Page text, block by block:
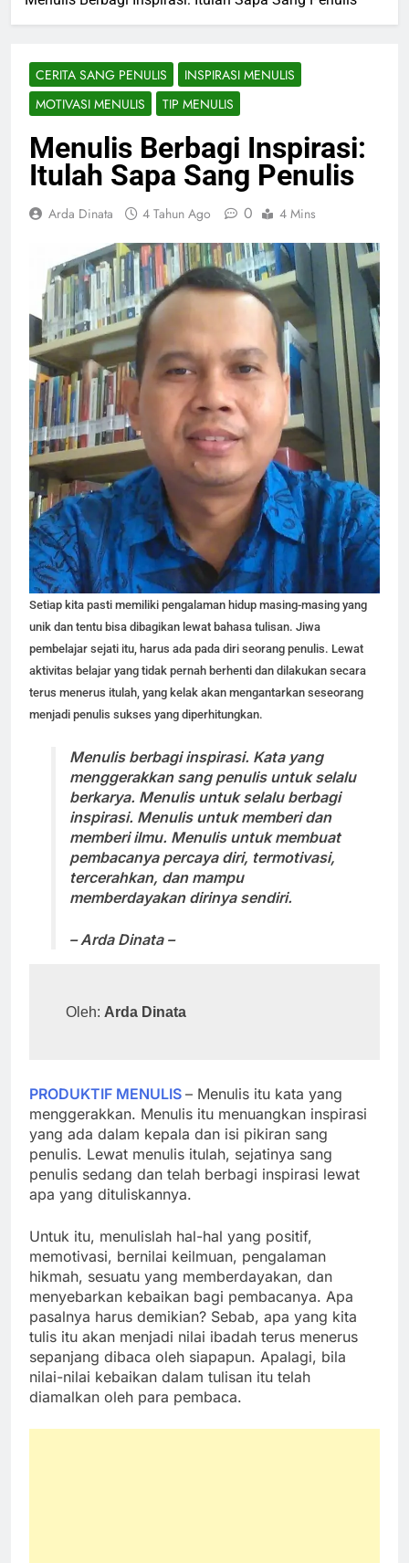
CERITA SANG PENULIS
INSPIRASI MENULIS
MOTIVASI MENULIS
TIP MENULIS
Menulis Berbagi Inspirasi:
Itulah Sapa Sang Penulis
Arda Dinata 4 Tahun Ago 0 4 Mins
Setiap kita pasti memiliki pengalaman hidup masing-masing yang
unik dan tentu bisa dibagikan lewat bahasa tulisan. Jiwa
pembelajar sejati itu, harus ada pada diri seorang penulis. Lewat
aktivitas belajar yang tidak pernah berhenti dan dilakukan secara
terus menerus itulah, yang kelak akan mengantarkan seseorang
menjadi penulis sukses yang diperhitungkan.
Menulis berbagi inspirasi. Kata yang
menggerakkan sang penulis untuk selalu
berkarya. Menulis untuk selalu berbagi
inspirasi. Menulis untuk memberi dan
memberi ilmu. Menulis untuk membuat
pembacanya percaya diri, termotivasi,
tercerahkan, dan mampu
memberdayakan dirinya sendiri.
– Arda Dinata –
Oleh: Arda Dinata
PRODUKTIF MENULIS – Menulis itu kata yang
menggerakkan. Menulis itu menuangkan inspirasi
yang ada dalam kepala dan isi pikiran sang
penulis. Lewat menulis itulah, sejatinya sang
penulis sedang dan telah berbagi inspirasi lewat
apa yang dituliskannya.
Untuk itu, menulislah hal-hal yang positif,
memotivasi, bernilai keilmuan, pengalaman
hikmah, sesuatu yang memberdayakan, dan
menyebarkan kebaikan bagi pembacanya. Apa
pasalnya harus demikian? Sebab, apa yang kita
tulis itu akan menjadi nilai ibadah terus menerus
sepanjang dibaca oleh siapapun. Apalagi, bila
nilai-nilai kebaikan dalam tulisan itu telah
diamalkan oleh para pembaca.